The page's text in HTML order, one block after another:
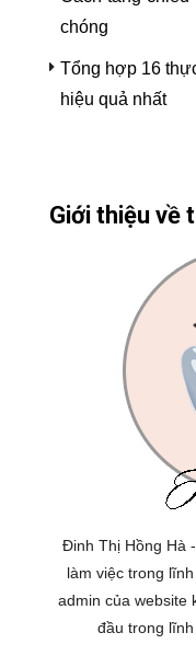
chóng
Tổng hợp 16
hiệu quả nhất
Giới thiệu về
Đinh Thị Hồng Hà
làm việc trong
admin của website
đầu trong